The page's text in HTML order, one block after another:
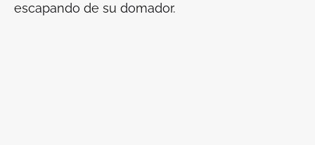
escapando de su domador.